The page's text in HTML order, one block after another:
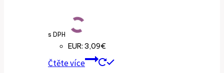
s DPH
EUR: 3,09€
Čtěte více